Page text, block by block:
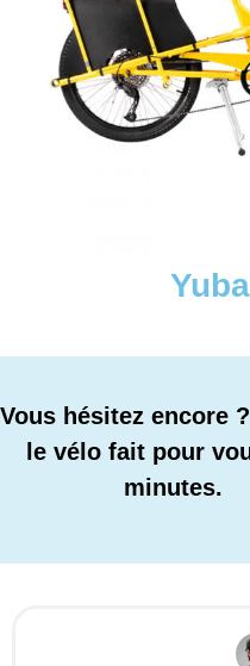
Vous hésitez encore
le vélo fait pour
minutes.